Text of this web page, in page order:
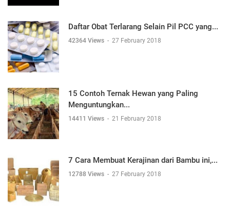
Daftar Obat Terlarang Selain Pil PCC yang...
42364 Views - 27 February 2018
15 Contoh Ternak Hewan yang Paling
Menguntungkan...
14411 Views - 21 February 2018
7 Cara Membuat Kerajinan dari Bambu ini,...
12788 Views - 27 February 2018